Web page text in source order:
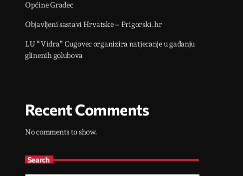
Općine Gradec
Objavljeni sastavi Hrvatske – Prigorski.hr
LU “Vidra” Cugovec organizira natjecanje u gađanju
glinenih golubova
Recent Comments
No comments to show.
Search